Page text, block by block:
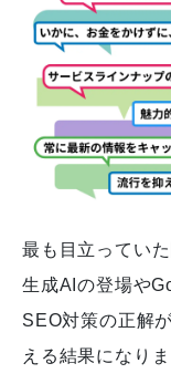
最も目立ってい
生成AIの登場や
SEO対策の正解
える結果になりま